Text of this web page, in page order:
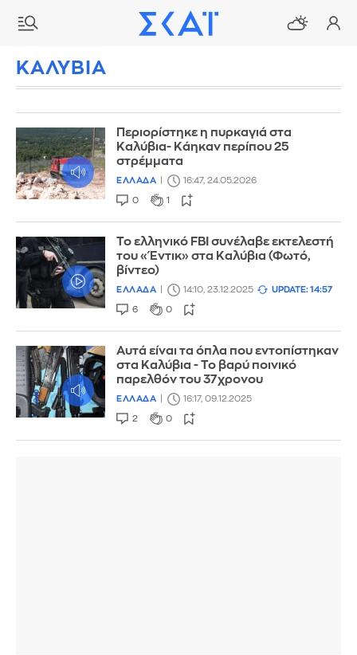
ΚΑΛΥΒΙΑ
Περιορίστηκε η πυρκαγιά στα
Καλύβια- Κάηκαν περίπου 25
στρέμματα
ΕΛΛΑΔΑ 16:47, 24.05.2026
0 1
Το ελληνικό FBI συνέλαβε εκτελεστή
του «Έντικ» στα Καλύβια (Φωτό,
βίντεο)
ΕΛΛΑΔΑ 14:10, 23.12.2025 UPDATE: 14:57
6 0
Αυτά είναι τα όπλα που εντοπίστηκαν
στα Καλύβια - Το βαρύ ποινικό
παρελθόν του 37χρονου
ΕΛΛΑΔΑ 16:17, 09.12.2025
2 0